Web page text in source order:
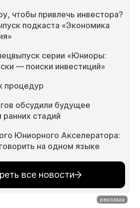
чтобы привлечь инвестора?
подкаста «Экономика
серии «Юниоры:
— поиски инвестиций»
процедур
обсудили будущее
ранних стадий
Юниорного Акселератора:
на одном языке
все новости